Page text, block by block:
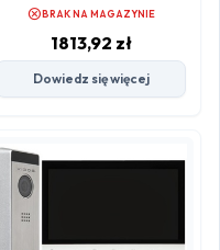
cancelBRAK NA MAGAZYNIE
1813,92 zł
Dowiedz się więcej